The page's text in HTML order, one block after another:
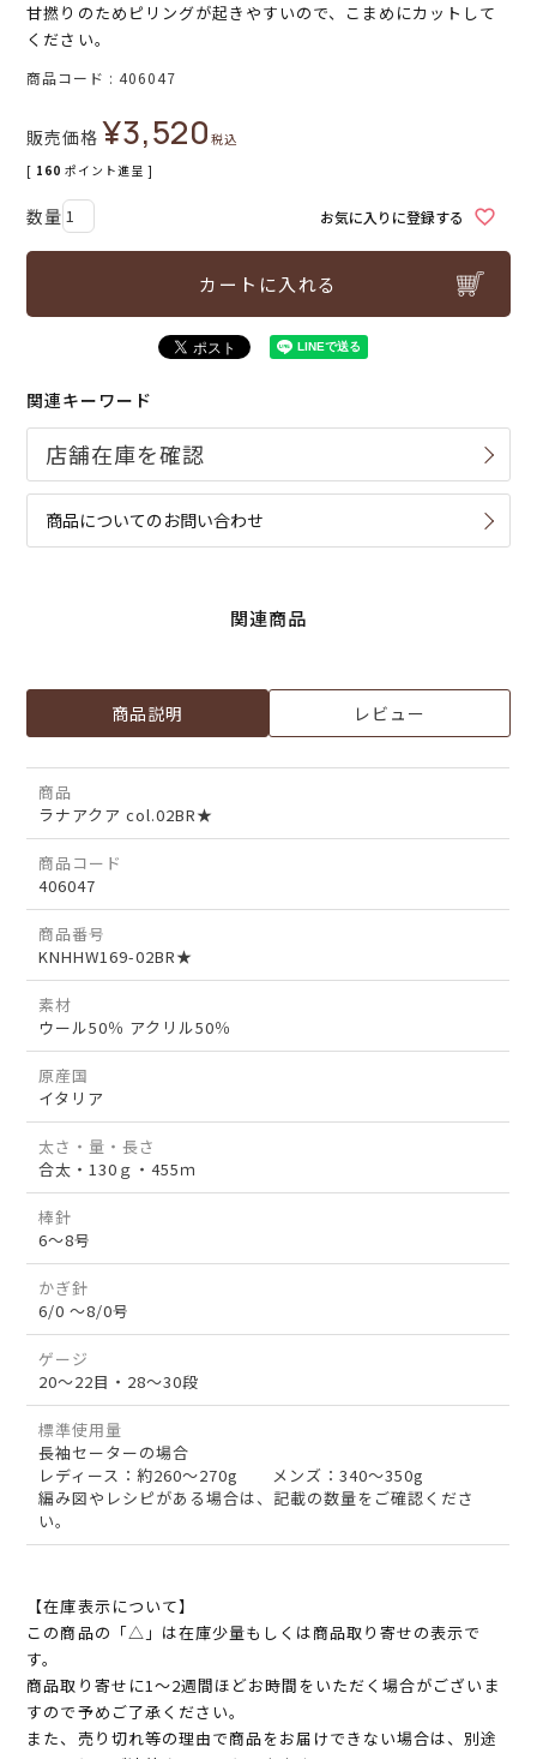
甘撚りのためピリングが起きやすいので、こまめにカットして
ください。
商品コード 406047
販売価格 ¥3,520税込
[ 160 ポイント進呈 ]
お気に入りに登録する
カートに入れる
関連キーワード
商品についてのお問い合わせ
関連商品
商品説明 レビュー
商品
ラナアクア col.02BR★
商品コード
406047
商品番号
KNHHW169-02BR★
素材
ウール50％ アクリル50％
原産国
イタリア
太さ・量・長さ
合太・130ｇ・455ｍ
棒針
6～8号
かぎ針
6/0 ～8/0号
ゲージ
20～22目・28～30段
標準使用量
長袖セーターの場合
レディース：約260～270g メンズ：340～350g
編み図やレシピがある場合は、記載の数量をご確認くださ
い。
【在庫表示について】
この商品の「△」は在庫少量もしくは商品取り寄せの表示で
す。
商品取り寄せに1～2週間ほどお時間をいただく場合がございま
すので予めご了承ください。
また、売り切れ等の理由で商品をお届けできない場合は、別途